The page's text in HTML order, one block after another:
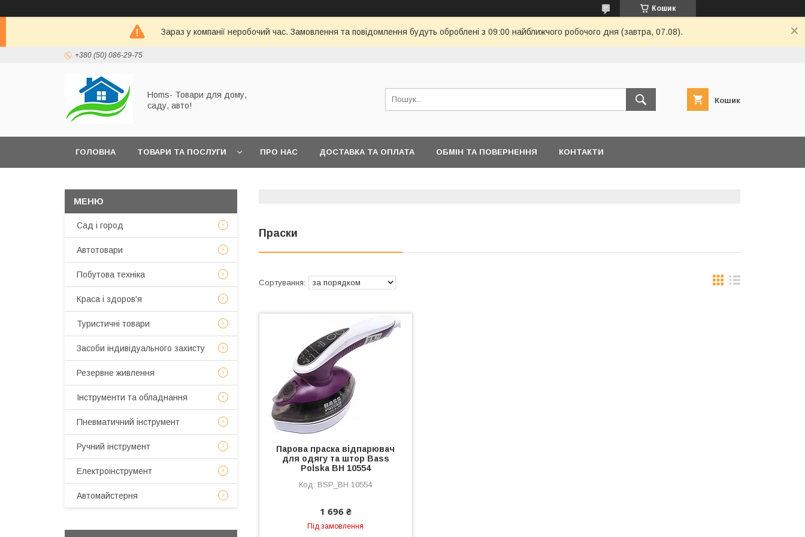
Кошик
Зараз у компанії неробочий час. Замовлення та повідомлення будуть оброблені з 09:00 найближчого робочого дня (завтра, 07.08).
+380 (50) 086-29-75
Homs- Товари для дому,
саду, авто!
Кошик
ГОЛОВНА ТОВАРИ ТА ПОСЛУГИ ПРО НАС ДОСТАВКА ТА ОПЛАТА ОБМІН ТА ПОВЕРНЕННЯ КОНТАКТИ
Праски
Парова праска відпарювач
для одягу та штор Bass
Polska BH 10554
BSP_BH 10554
1 696 ₴
Під замовлення
Сад і город
Автотовари
Побутова техніка
Краса і здоров'я
Туристичні товари
Засоби індивідуального захисту
Резервне живлення
Інструменти та обладнання
Пневматичний інструмент
Ручний інструмент
Електроінструмент
Автомайстерня